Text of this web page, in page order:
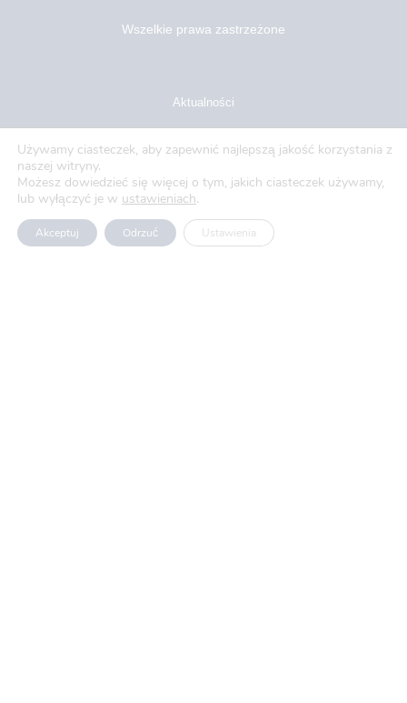
Wszelkie prawa zastrzeżone
Aktualności
Oferty pracy
Polityka prywatności
Używamy ciasteczek, aby zapewnić najlepszą jakość korzystania z
naszej witryny.
Możesz dowiedzieć się więcej o tym, jakich ciasteczek używamy,
lub wyłączyć je w ustawieniach.
Akceptuj Odrzuć Ustawienia